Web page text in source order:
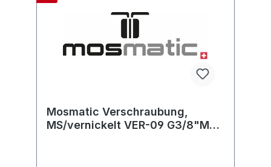
Mosmatic Verschraubung,
MS/vernickelt VER-09 G3/8"M